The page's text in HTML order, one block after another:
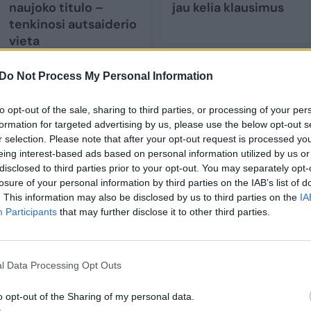
Do Not Process My Personal Information
opt-out of the sale, sharing to third parties, or processing of your
for targeted advertising by us, please use the below opt-out
selection. Please note that after your opt-out request is processed
interest-based ads based on personal information utilized by us
to third parties prior to your opt-out. You may separately
of your personal information by third parties on the IAB’s list of
This information may also be disclosed by us to third parties on the
Participants that may further disclose it to other third parties.
Data Processing Opt Outs
opt-out of the Sharing of my personal data.
naujoko titulo –
tenkinosi autsaiderio
vieta
jau kelia klausimus
šį sezoną per 32 minutes rinko 19,2 taško (39
kamuolio ir 5,3 rezultatyvaus perdavimo.
metų sezono pabaigos, o kitą sezoną jis